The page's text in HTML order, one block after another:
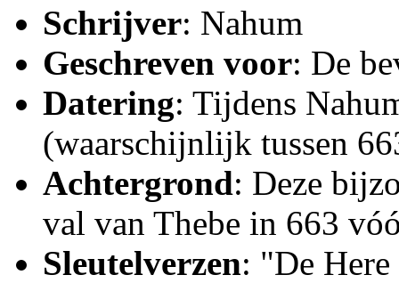
Schrijver: Nahum
Geschreven voor: De
Datering: Tijdens
(waarschijnlijk tussen
Achtergrond: Deze
val van Thebe in 663
Sleutelverzen: "De